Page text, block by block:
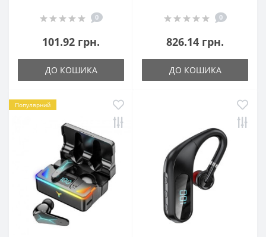
0
101.92 грн.
ДО КОШИКА
0
826.14 грн.
ДО КОШИКА
Популярний